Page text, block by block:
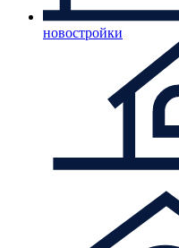
новостройки